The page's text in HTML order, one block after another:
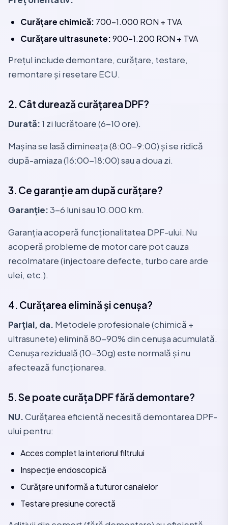
Curățare chimică: 700-1.000 RON + TVA
Curățare ultrasunete:900-1.200 RON + TVA
Prețul include demontare, curățare, testare,
remontare și resetare ECU.
2. Cât durează curățarea DPF?
Durată:1 zi lucrătoare (6-10 ore).
Mașina se lasă dimineața (8:00-9:00) și se ridică
după-amiaza (16:00-18:00) sau a doua zi.
3. Ce garanție am după curățare?
Garanție:3-6 luni sau 10.000 km.
Garanția acoperă funcționalitatea DPF-ului. Nu
acoperă probleme de motor care pot cauza
recolmatare (injectoare defecte, turbo care arde
ulei, etc.).
4. Curățarea elimină și cenușa?
Parțial, da. Metodele profesionale (chimică +
ultrasunete) elimină 80-90% din cenușa acumulată.
Cenușa reziduală (10-30g) este normală și nu
afectează funcționarea.
5. Se poate curăța DPF fără demontare?
NU.Curățarea eficientă necesită demontarea DPF-
ului pentru:
Acces complet la interiorul filtrului
Inspecție endoscopică
Curățare uniformă a tuturor canalelor
Testare presiune corectă